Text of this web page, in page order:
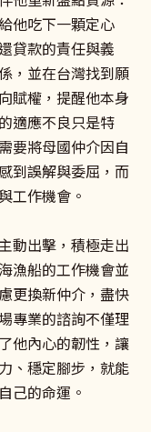
他吃下一顆定心
貸款的責任與義
，並在台灣找到願
賦權，提醒他本身
適應不良只是特
要將母國仲介因自
到誤解與委屈，而
工作機會。
動出擊，積極走出
漁船的工作機會並
更換新仲介，盡快
專業的諮詢不僅理
他內心的韌性，讓
、穩定腳步，就能
己的命運。